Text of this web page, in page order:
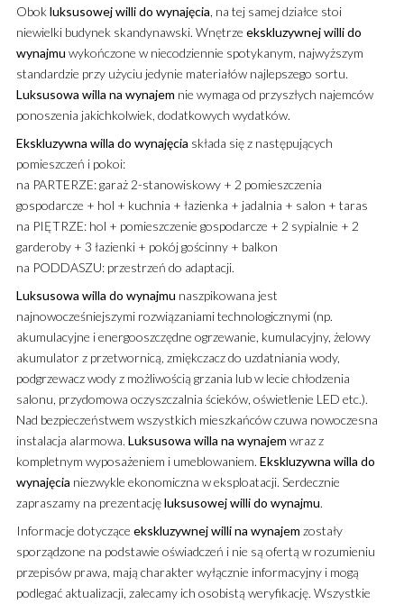
Obok luksusowejwillido wynajęcia, na tej samej działce stoi
niewielki budynek skandynawski. Wnętrze ekskluzywnejwillido
wynajmu wykończone w niecodziennie spotykanym, najwyższym
standardzie przy użyciu jedynie materiałów najlepszego sortu.
Luksusowa willa na wynajem nie wymaga od przyszłych najemców
ponoszenia jakichkolwiek, dodatkowych wydatków.
Ekskluzywna willa do wynajęcia składa się z następujących
pomieszczeń i pokoi:
na PARTERZE: garaż 2-stanowiskowy + 2 pomieszczenia
gospodarcze + hol + kuchnia + łazienka + jadalnia + salon + taras
na PIĘTRZE: hol + pomieszczenie gospodarcze + 2 sypialnie + 2
garderoby + 3 łazienki + pokój gościnny + balkon
na PODDASZU: przestrzeń do adaptacji.
Luksusowa willa do wynajmu naszpikowana jest
najnowocześniejszymi rozwiązaniami technologicznymi (np.
akumulacyjne i energooszczędne ogrzewanie, kumulacyjny, żelowy
akumulator z przetwornicą, zmiękczacz do uzdatniania wody,
podgrzewacz wody z możliwością grzania lub w lecie chłodzenia
salonu, przydomowa oczyszczalnia ścieków, oświetlenie LED etc.).
Nad bezpieczeństwem wszystkich mieszkańców czuwa nowoczesna
instalacja alarmowa. Luksusowa willa na wynajem wraz z
kompletnym wyposażeniem i umeblowaniem. Ekskluzywna willa do
wynajęcia niezwykle ekonomiczna w eksploatacji. Serdecznie
zapraszamy na prezentacjęluksusowejwillido wynajmu.
Informacje dotyczące ekskluzywnejwillina wynajem zostały
sporządzone na podstawie oświadczeń i nie są ofertą w rozumieniu
przepisów prawa, mają charakter wyłącznie informacyjny i mogą
podlegać aktualizacji, zalecamy ich osobistą weryfikację. Wszystkie